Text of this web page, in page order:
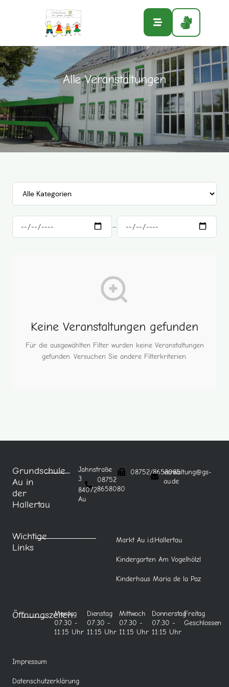
Sie sind hier:Startseite Alle Veranstaltungen
Alle Veranstaltungen
–
Keine Veranstaltungen gefunden
Für die ausgewählten Filter wurden keine Veranstaltungen
gefunden. Versuchen Sie andere Filterkriterien.
Grundschule
Au in
der
Hallertau
Jahnstraße
3
84072
Au
08752
8658080
08752/8658085verwaltung@gs-
au.de
Wichtige
Links
Markt Au i.d.Hallertau
Kindergarten Am Vogelhölzl
Kinderhaus Maria de la Paz
Öffnungszeiten
Montag
07:30 -
11:15 Uhr
Dienstag
07:30 -
11:15 Uhr
Mittwoch
07:30 -
11:15 Uhr
Donnerstag
07:30 -
11:15 Uhr
Freitag
Geschlossen
Impressum
Datenschutzerklärung